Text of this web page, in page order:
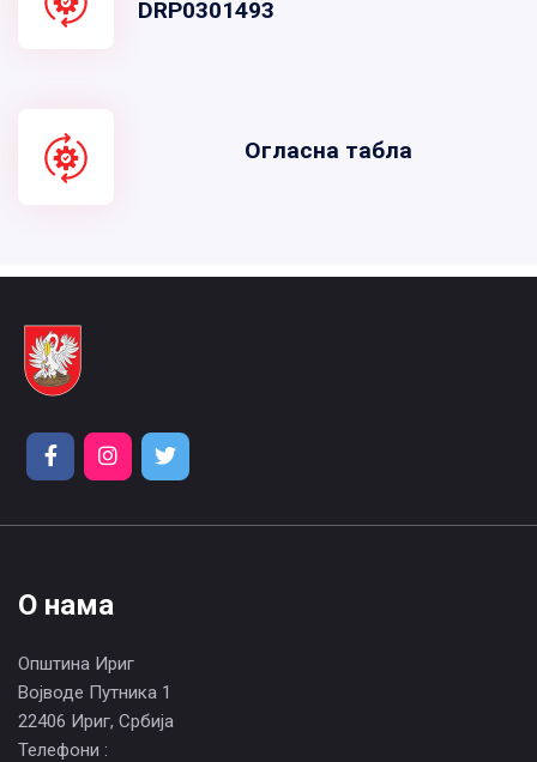
DRP0301493
Огласна табла
О нама
Општина Ириг
Војводе Путника 1
22406 Ириг, Србија
Телефони :